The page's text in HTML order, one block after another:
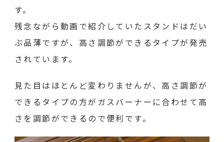
す。
残念ながら動画で紹介していたスタンドはだい
ぶ品薄ですが、高さ調節ができるタイプが発売
されています。
見た目はほとんど変わりませんが、高さ調節が
できるタイプの方がガスバーナーに合わせて高
さを調節ができるので便利です。